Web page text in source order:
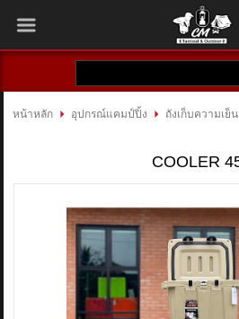
แบรนด์
หน้าหลัก อุปกรณ์แคมป์ปิ้ง ถังเก็บความเย็น
COOLER